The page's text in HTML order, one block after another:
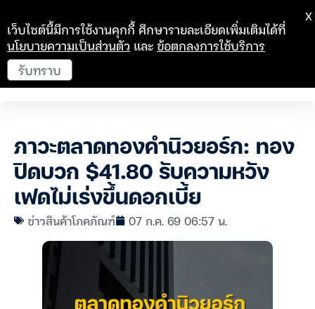
ภาวะตลาดทองคำนิวยอร์ก: ทอง
ปิดบวก $41.80 รับความหวัง
เฟดไม่เร่งขึ้นดอกเบี้ย
ข่าวสินค้าโภคภัณฑ์ 07 ก.ค. 69 06:57 น.
เว็บไซต์นี้มีการใช้งานคุกกี้ ศึกษารายละเอียดเพิ่มเติมได้ที่
นโยบายความเป็นส่วนตัว และข้อตกลงการใช้บริการ
รับทราบ
X